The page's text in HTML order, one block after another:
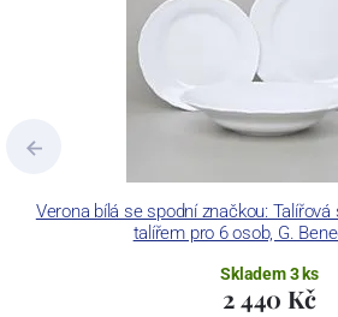
Verona bílá se spodní značkou:
talířem pro 6 osob, G.
Skladem 3 ks
2 440 Kč